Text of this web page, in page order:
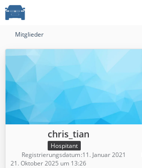
Mitglieder
chris_tian
Hospitant
Registrierungsdatum 11. Januar 2021
21. Oktober 2025 um 13:26